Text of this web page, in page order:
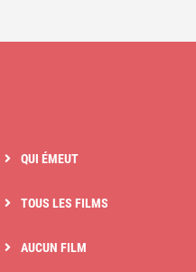
QUI ÉMEUT
TOUS LES FILMS
AUCUN FILM